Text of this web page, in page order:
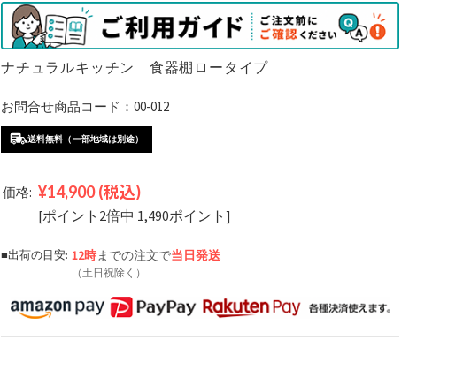
ナチュラルキッチン 食器棚ロータイプ
お問合せ商品コード：00-012
送料無料（一部地域は別途）
価格: ¥14,900 (税込)
[ポイント2倍中 1,490ポイント]
■出荷の目安: 12時までの注文で当日発送
（土日祝除く）